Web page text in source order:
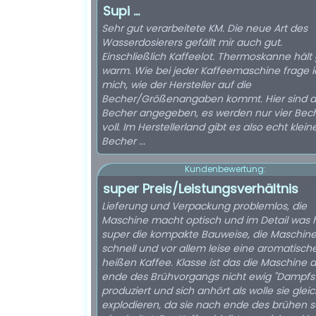
Supi ...
Sehr gut verarbeitete KM. Die neue Art des
Wasserdosierers gefällt mir auch gut.
Einschließlich Kaffeelot. Thermoskanne hält
warm. Wie bei jeder Kaffeemaschine frage
mich, wie der Hersteller auf die
Becher/Größenangaben kommt. Hier sind
Becher angegeben, es werden nur vier
voll. Im Herstellerland gibt es also echt
Becher ...
Kundenbewertung:
super Preis/Leistungsverhältnis
Lieferung und Verpackung problemlos, die
Maschine macht optisch und im Detail was
super die kompakte Bauweise, die
schnell und vor allem leise eine
heißen Kaffee. Klasse ist das die Maschine
ende des Brühvorgangs nicht ewig
produziert und sich anhört als wolle sie
explodieren, da sie nach ende des brühen